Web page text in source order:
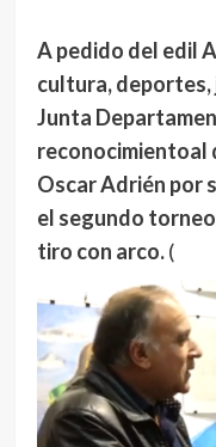
A pedido del edil
cultura, deportes,
Junta
reconocimientoal
Oscar Adrién por
el segundo
tiro con arco.(